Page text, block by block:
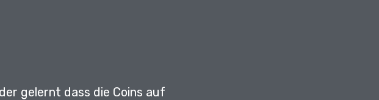
gelernt dass die Coins auf